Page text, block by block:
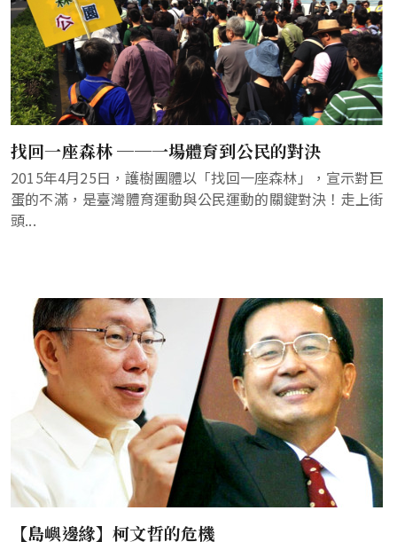
找回一座森林 ──一場體育到公民的對決
2015年4月25日，護樹團體以「找回一座森林」，宣示對巨
蛋的不滿，是臺灣體育運動與公民運動的關鍵對決！走上街
頭...
【島嶼邊緣】柯文哲的危機